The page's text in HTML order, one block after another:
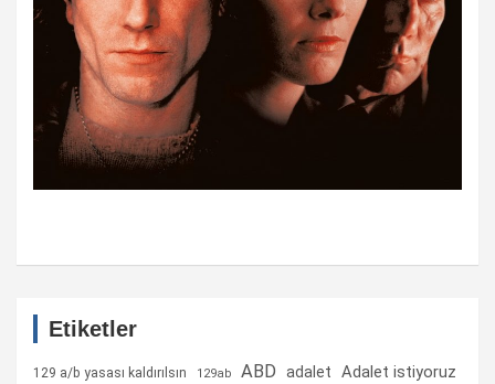
Etiketler
129 a/b yasası kaldırılsın 129ab ABD adalet Adalet istiyoruz